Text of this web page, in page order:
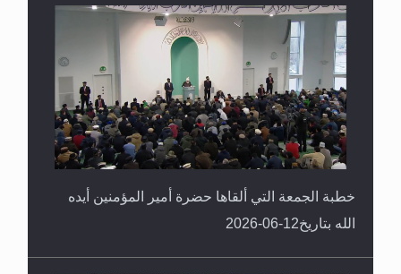
خطبة الجمعة التي ألقاها حضرة أمير المؤمنين أيده
الله بتاريخ12-06-2026